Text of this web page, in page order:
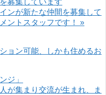
ンが新たな仲間を募集して
ントスタッフです！ »
ョン可能、しかも住めるお
が集まり交流が生まれ、ま